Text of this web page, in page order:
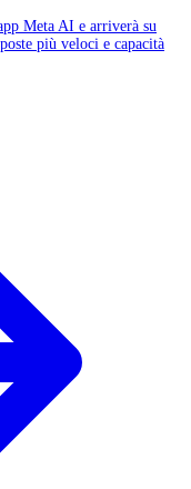
Meta AI e arriverà su
più veloci e capacità